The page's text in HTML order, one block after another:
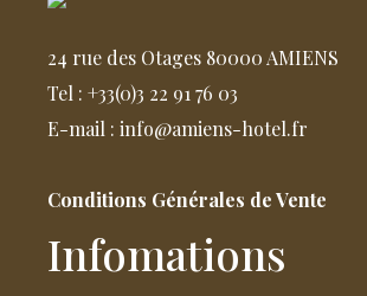
24 rue des Otages 80000 AMIENS
Tel : +33(0)3 22 91 76 03
E-mail : info@amiens-hotel.fr
Conditions Générales de Vente
Infomations